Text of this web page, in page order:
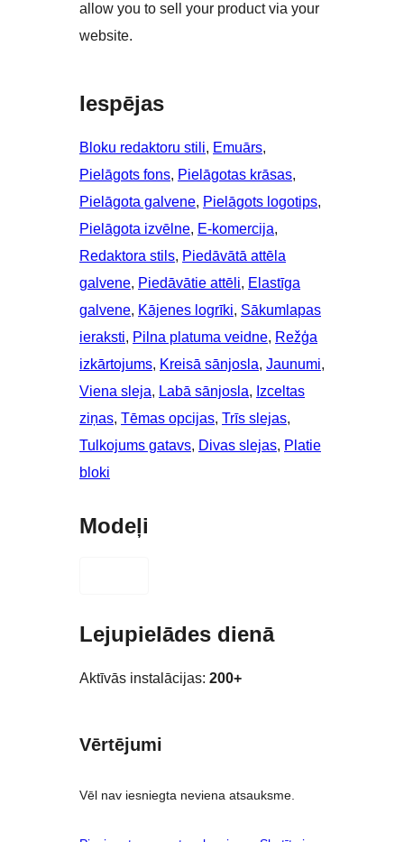
allow you to sell your product via your
website.
Iespējas
Bloku redaktoru stili, Emuārs
Pielāgots fons, Pielāgotas krāsas
Pielāgota galvene, Pielāgots logotips
Pielāgota izvēlne, E-komercija
Redaktora stils, Piedāvātā attēla
galvene, Piedāvātie attēli, Elastīga
galvene, Kājenes logrīki, Sākumlapas
ieraksti, Pilna platuma veidne, Režģa
izkārtojums, Kreisā sānjosla, Jaunumi
Viena sleja, Labā sānjosla, Izceltas
ziņas, Tēmas opcijas, Trīs slejas
Tulkojums gatavs, Divas slejas, Platie
bloki
Modeļi
Lejupielādes dienā
Aktīvās instalācijas: 200+
Vērtējumi
Vēl nav iesniegta neviena atsauksme.